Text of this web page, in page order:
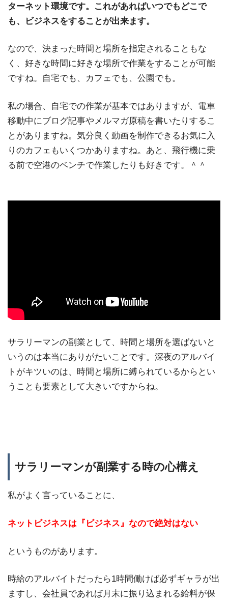
ターネット環境です。これがあればいつでもどこで
も、ビジネスをすることが出来ます。
なので、決まった時間と場所を指定されることもな
く、好きな時間に好きな場所で作業をすることが可能
ですね。自宅でも、カフェでも、公園でも。
私の場合、自宅での作業が基本ではありますが、電車
移動中にブログ記事やメルマガ原稿を書いたりするこ
とがありますね。気分良く動画を制作できるお気に入
りのカフェもいくつかありますね。あと、飛行機に乗
る前で空港のベンチで作業したりも好きです。＾＾
サラリーマンの副業として、時間と場所を選ばないと
いうのは本当にありがたいことです。深夜のアルバイ
トがキツいのは、時間と場所に縛られているからとい
うことも要素として大きいですからね。
サラリーマンが副業する時の心構え
私がよく言っていることに、
ネットビジネスは『ビジネス』なので絶対はない
というものがあります。
時給のアルバイトだったら1時間働けば必ずギャラが出
ますし、会社員であれば月末に振り込まれる給料が保